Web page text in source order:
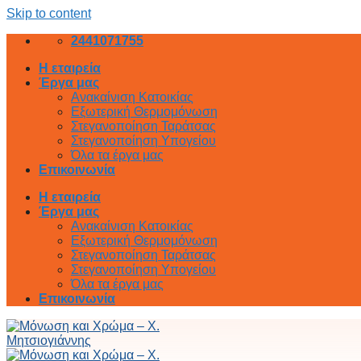
Skip to content
2441071755
Η εταιρεία
Έργα μας
Ανακαίνιση Κατοικίας
Εξωτερική Θερμομόνωση
Στεγανοποίηση Ταράτσας
Στεγανοποίηση Υπογείου
Όλα τα έργα μας
Επικοινωνία
Η εταιρεία
Έργα μας
Ανακαίνιση Κατοικίας
Εξωτερική Θερμομόνωση
Στεγανοποίηση Ταράτσας
Στεγανοποίηση Υπογείου
Όλα τα έργα μας
Επικοινωνία